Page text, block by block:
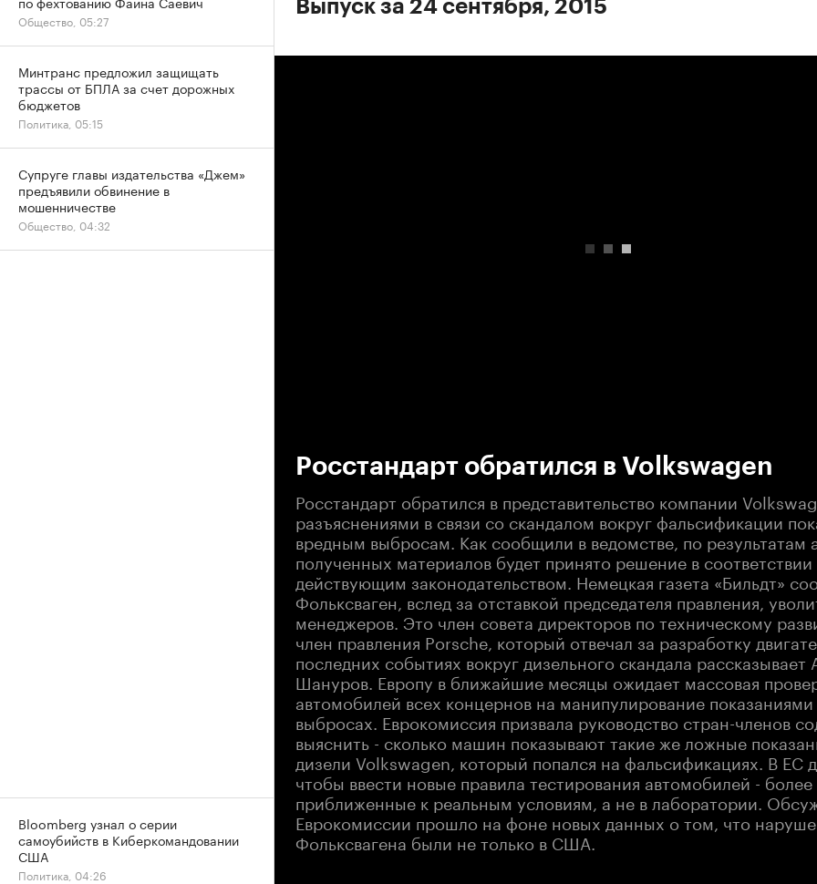
Выпуск за 24 сентября, 2015
Росстандарт обратился в Volkswagen
Росстандарт обратился в представительство компании
разъяснениями в связи со скандалом вокруг фальсификации
вредным выбросам. Как сообщили в ведомстве, по результатам
полученных материалов будет принято решение в соответствии
действующим законодательством. Немецкая газета «Бильдт»
Фольксваген, вслед за отставкой председателя правления,
менеджеров. Это член совета директоров по техническому
член правления Porsche, который отвечал за разработку
последних событиях вокруг дизельного скандала рассказывает
Шануров. Европу в ближайшие месяцы ожидает массовая
автомобилей всех концернов на манипулирование
выбросах. Еврокомиссия призвала руководство стран-членов
выяснить - сколько машин показывают такие же ложные
дизели Volkswagen, который попался на фальсификациях. В ЕС
чтобы ввести новые правила тестирования автомобилей - более
приближенные к реальным условиям, а не в лаборатории.
Еврокомиссии прошло на фоне новых данных о том, что
Фольксвагена были не только в США.
Общество, 05:27
Минтранс предложил защищать
трассы от БПЛА за счет дорожных
бюджетов
Политика, 05:15
Супруге главы издательства «Джем»
предъявили обвинение в
мошенничестве
Общество, 04:32
Bloomberg узнал о серии
самоубийств в Киберкомандовании
США
Политика, 04:26